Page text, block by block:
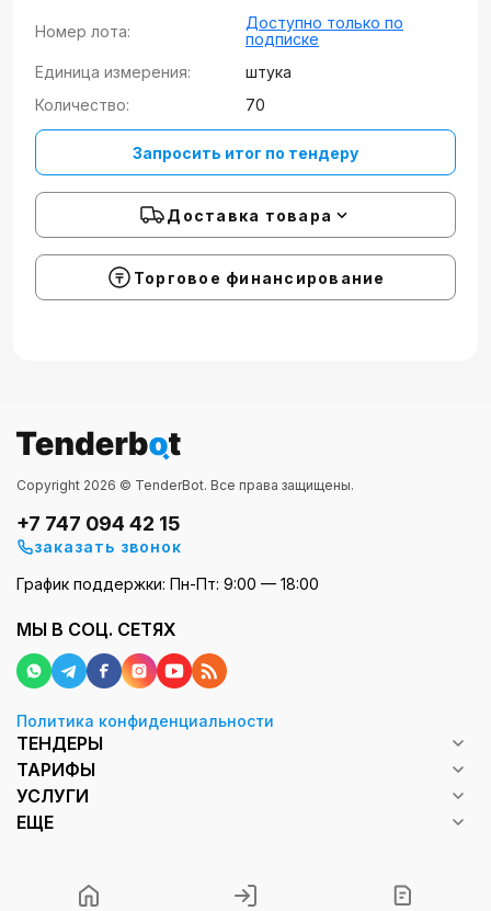
Номер лота:
Доступно только по
подписке
Единица измерения:
штука
Количество:
70
Запросить итог по тендеру
Доставка товара
Торговое финансирование
Copyright 2026 © TenderBot. Все права защищены.
+7 747 094 42 15
заказать звонок
График поддержки: Пн-Пт: 9:00 — 18:00
МЫ В СОЦ. СЕТЯХ
Политика конфиденциальности
ТЕНДЕРЫ
ТАРИФЫ
УСЛУГИ
ЕЩЕ